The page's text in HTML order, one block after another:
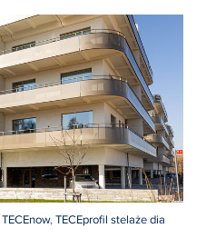
TECEnow,TECEprofil stelaże dia